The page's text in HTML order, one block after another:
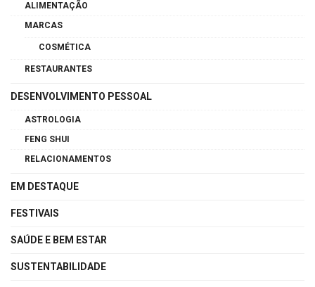
ALIMENTAÇÃO
MARCAS
COSMÉTICA
RESTAURANTES
DESENVOLVIMENTO PESSOAL
ASTROLOGIA
FENG SHUI
RELACIONAMENTOS
EM DESTAQUE
FESTIVAIS
SAÚDE E BEM ESTAR
SUSTENTABILIDADE